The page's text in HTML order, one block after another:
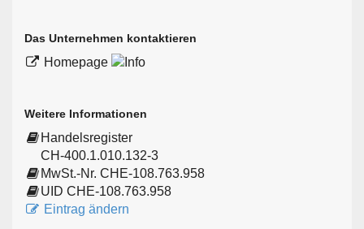
Das Unternehmen kontaktieren
Homepage
Weitere Informationen
Handelsregister
CH-400.1.010.132-3
MwSt.-Nr. CHE-108.763.958
UID CHE-108.763.958
Eintrag ändern